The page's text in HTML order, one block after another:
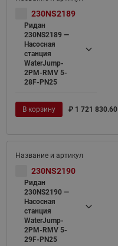
230NS2189
Ридан
230NS2189 —
Насосная
станция
WaterJump-
2PM-RMV 5-
28F-PN25
В корзину ₽ 1 721 830.60
230NS2190
Ридан
230NS2190 —
Насосная
станция
WaterJump-
2PM-RMV 5-
29F-PN25